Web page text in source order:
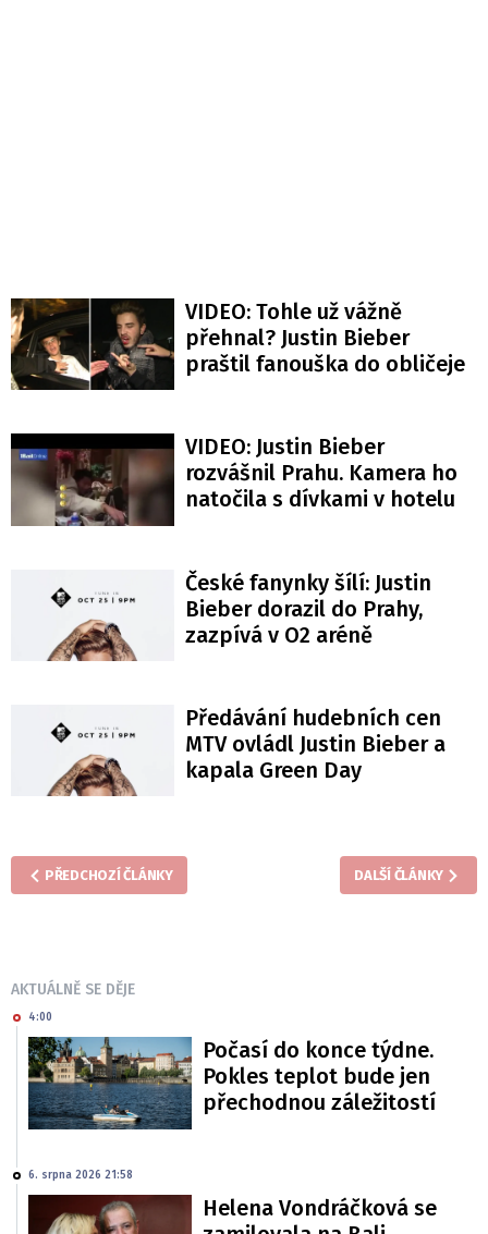
VIDEO: Tohle už vážně
přehnal? Justin Bieber
praštil fanouška do obličeje
VIDEO: Justin Bieber
rozvášnil Prahu. Kamera ho
natočila s dívkami v hotelu
České fanynky šílí: Justin
Bieber dorazil do Prahy,
zazpívá v O2 aréně
Předávání hudebních cen
MTV ovládl Justin Bieber a
kapala Green Day
PŘEDCHOZÍ ČLÁNKY DALŠÍ ČLÁNKY
AKTUÁLNĚ SE DĚJE
4:00
Počasí do konce týdne.
Pokles teplot bude jen
přechodnou záležitostí
6. srpna 2026 21:58
Helena Vondráčková se